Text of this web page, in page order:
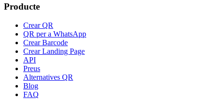
Producte
Crear QR
QR per a WhatsApp
Crear Barcode
Crear Landing Page
API
Preus
Alternatives QR
Blog
FAQ